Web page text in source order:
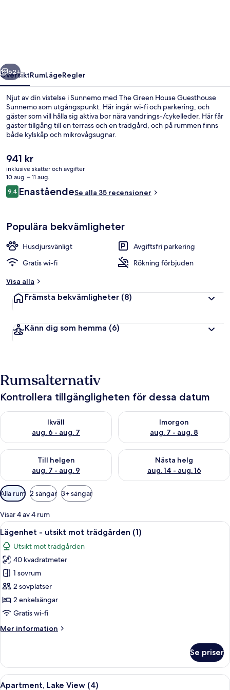
Nästa
62+
ÖversiktRumLägeRegler
Njut av din vistelse i Sunnemo med The Green House Guesthouse
Sunnemo som utgångspunkt. Här ingår wi-fi och parkering, och
gäster som vill hålla sig aktiva bor nära vandrings-/cykelleder. Här får
gäster tillgång till en terrass och en trädgård, och på rummen finns
både kylskåp och mikrovågsugnar.
Det
nuvarande
priset
är
941 kr
941 kr
inklusive skatter och avgifter
10 aug. – 11 aug.
Recensioner
9,49,4 av 10,
EnaståendeSe alla 35 recensioner
Populära bekvämligheter
Husdjursvänligt
Avgiftsfri parkering
Gratis wi-fi
Rökning förbjuden
Visa alla
Främsta bekvämligheter (8)
Känn dig som hemma (6)
Rumsalternativ
Kontrollera tillgängligheten för dessa datum
Ikväll
aug. 6 - aug. 7
Kontrollera tillgängligheten för ikväll aug. 6 - aug. 7
Imorgon
aug. 7 - aug. 8
Kontrollera tillgängligheten
Till helgen
aug. 7 - aug. 9
Kontrollera tillgängligheten för den här helgen aug. 7 - aug. 9
Nästa helg
aug. 14 - aug. 16
Kontrollera tillgängligheten
Tillgängliga
filter
för
rum
Alla rum 2 sängar 3+ sängar
Visar 4 av 4 rum
Öppna
alla
foton
för
Lägenhet
-
utsikt
mot
(1)
Lägenhet - utsikt mot trädgården (1)
7
Lägenhet - utsikt mot trädgården (1)
Utsikt mot trädgården
40 kvadratmeter
1 sovrum
2 sovplatser
2 enkelsängar
Gratis wi-fi
Mer information
Mer
-
utsikt
mot
Se priser
Öppna
Ett rum med en säng, två kuddar, en
8
Apartment, Lake View (4)